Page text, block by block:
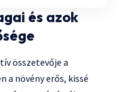
és azok
összetevője a
a növény erős, kissé